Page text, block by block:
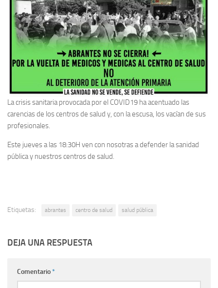
La crisis sanitaria provocada por el COVID19 ha acentuado las
carencias de los centros de salud y, con la escusa, los vacían de sus
profesionales.
Este jueves a las 18:30H ven con nosotras a defender la sanidad
pública y nuestros centros de salud.
Etiquetas: abrantes centro de salud salud pública
DEJA UNA RESPUESTA
Comentario*